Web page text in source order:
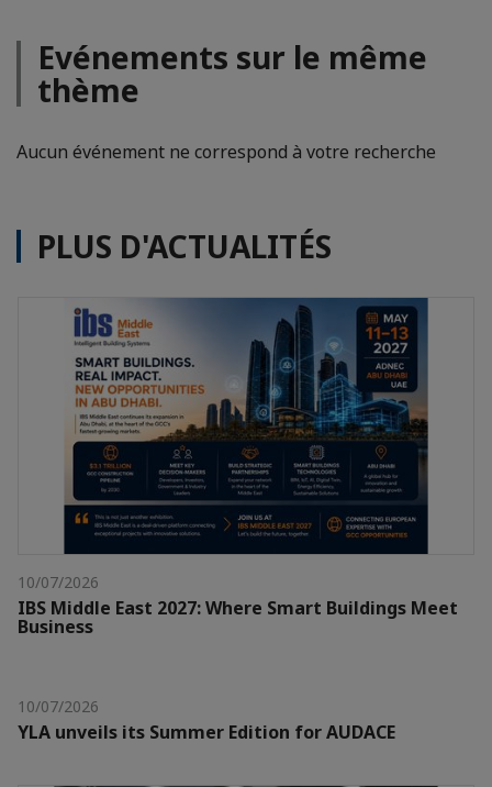
Evénements sur le même
thème
Aucun événement ne correspond à votre recherche
PLUS D'ACTUALITÉS
10/07/2026
IBS Middle East 2027: Where Smart Buildings Meet
Business
10/07/2026
YLA unveils its Summer Edition for AUDACE